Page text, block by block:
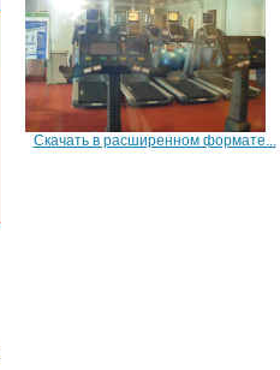
Скачать в расширенном формате...